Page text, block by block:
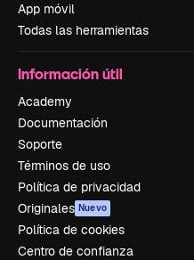
App móvil
Todas las herramientas
Información útil
Academy
Documentación
Soporte
Términos de uso
Política de privacidad
Originales Nuevo
Política de cookies
Centro de confianza